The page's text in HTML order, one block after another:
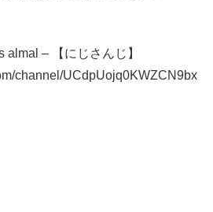
almal – 【にじさんじ】
channel/UCdpUojq0KWZCN9bx